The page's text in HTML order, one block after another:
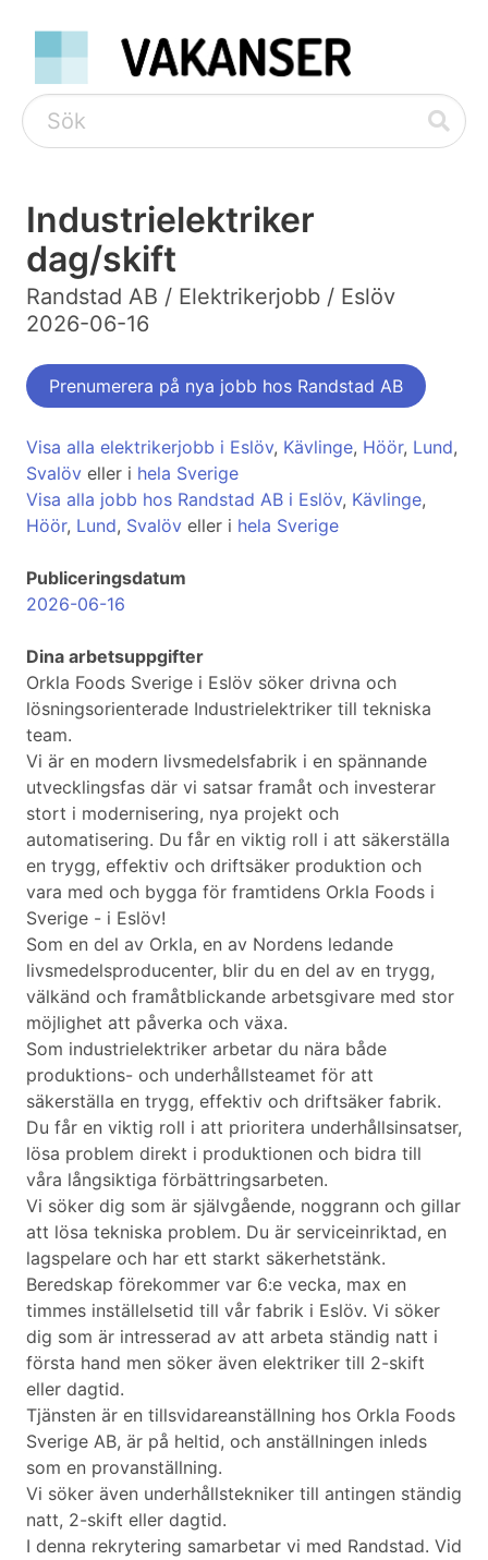
Industrielektriker
dag/skift
Randstad AB / Elektrikerjobb / Eslöv
2026-06-16
Prenumerera på nya jobb hos Randstad AB
Visa alla elektrikerjobb i Eslöv, Kävlinge, Höör, Lund,
Svalöv eller i hela Sverige
Visa alla jobb hos Randstad AB i Eslöv, Kävlinge,
Höör, Lund, Svalöv eller i hela Sverige
Publiceringsdatum
2026-06-16
Dina arbetsuppgifter
Orkla Foods Sverige i Eslöv söker drivna och
lösningsorienterade Industrielektriker till tekniska
team.
Vi är en modern livsmedelsfabrik i en spännande
utvecklingsfas där vi satsar framåt och investerar
stort i modernisering, nya projekt och
automatisering. Du får en viktig roll i att säkerställa
en trygg, effektiv och driftsäker produktion och
vara med och bygga för framtidens Orkla Foods i
Sverige - i Eslöv!
Som en del av Orkla, en av Nordens ledande
livsmedelsproducenter, blir du en del av en trygg,
välkänd och framåtblickande arbetsgivare med stor
möjlighet att påverka och växa.
Som industrielektriker arbetar du nära både
produktions- och underhållsteamet för att
säkerställa en trygg, effektiv och driftsäker fabrik.
Du får en viktig roll i att prioritera underhållsinsatser,
lösa problem direkt i produktionen och bidra till
våra långsiktiga förbättringsarbeten.
Vi söker dig som är självgående, noggrann och gillar
att lösa tekniska problem. Du är serviceinriktad, en
lagspelare och har ett starkt säkerhetstänk.
Beredskap förekommer var 6:e vecka, max en
timmes inställelsetid till vår fabrik i Eslöv. Vi söker
dig som är intresserad av att arbeta ständig natt i
första hand men söker även elektriker till 2-skift
eller dagtid.
Tjänsten är en tillsvidareanställning hos Orkla Foods
Sverige AB, är på heltid, och anställningen inleds
som en provanställning.
Vi söker även underhållstekniker till antingen ständig
natt, 2-skift eller dagtid.
I denna rekrytering samarbetar vi med Randstad. Vid